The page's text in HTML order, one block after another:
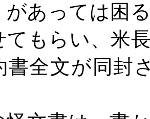
があっては困
てもらい、米
書全文が同封